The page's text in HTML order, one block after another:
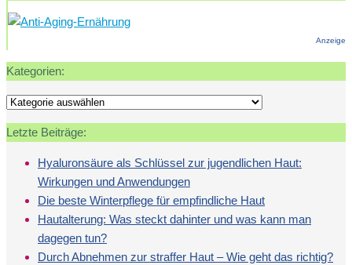
Anzeige
Kategorien:
Kategorien:
Letzte Beiträge:
Hyaluronsäure als Schlüssel zur jugendlichen Haut:
Wirkungen und Anwendungen
Die beste Winterpflege für empfindliche Haut
Hautalterung: Was steckt dahinter und was kann man
dagegen tun?
Durch Abnehmen zur straffer Haut – Wie geht das richtig?